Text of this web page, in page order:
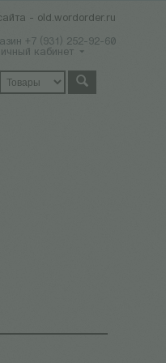
- old.wordorder.ru
+7 (931) 252-92-60
кабинет